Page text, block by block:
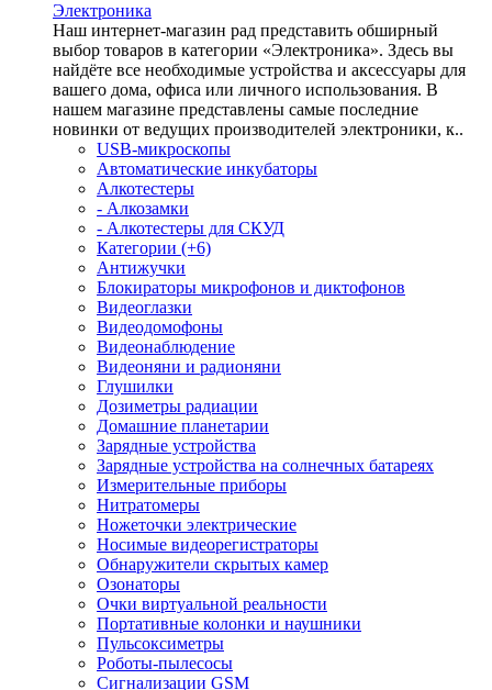
Электроника
Наш интернет-магазин рад представить обширный
выбор товаров в категории «Электроника». Здесь вы
найдёте все необходимые устройства и аксессуары для
вашего дома, офиса или личного использования. В
нашем магазине представлены самые последние
новинки от ведущих производителей электроники, к..
USB-микроскопы
Автоматические инкубаторы
Алкотестеры
- Алкозамки
- Алкотестеры для СКУД
Категории (+6)
Антижучки
Блокираторы микрофонов и диктофонов
Видеоглазки
Видеодомофоны
Видеонаблюдение
Видеоняни и радионяни
Глушилки
Дозиметры радиации
Домашние планетарии
Зарядные устройства
Зарядные устройства на солнечных батареях
Измерительные приборы
Нитратомеры
Ножеточки электрические
Носимые видеорегистраторы
Обнаружители скрытых камер
Озонаторы
Очки виртуальной реальности
Портативные колонки и наушники
Пульсоксиметры
Роботы-пылесосы
Сигнализации GSM